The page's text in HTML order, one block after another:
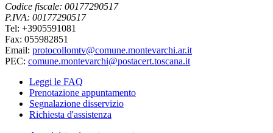
Codice fiscale: 00177290517
P.IVA: 00177290517
Tel: +3905591081
Fax: 055982851
Email: protocollomtv@comune.montevarchi.ar.it
PEC: comune.montevarchi@postacert.toscana.it
Leggi le FAQ
Prenotazione appuntamento
Segnalazione disservizio
Richiesta d'assistenza